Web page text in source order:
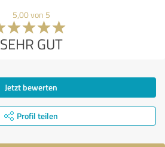
5,00 von 5
SEHR GUT
Jetzt bewerten
Profil teilen